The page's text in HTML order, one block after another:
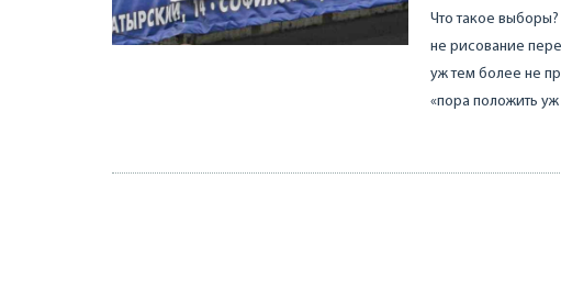
Что такое
не рисование
уж тем более не
«пора положить